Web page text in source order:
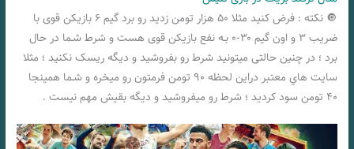
🔘 نکته : فرض کنید مثلا ۵۰ هزار تومن زدید رو برد گیم ۶ بازیکن قوی با
ضریب ۳ و اون گیم ۳۰-۰ بـه نفع بازیکن قوی هست و شرط شـما در حال
برد ؛ در چنین حالتی میتونید شرط رو بفروشید و دیگه ریسک نکنید ؛ مثلا
سایت هاي‌ معتبر دراین لحظه ۹۰ تومن فرمتون رو میخره و شـما همینجا
۴۰ تومن سود کردید ؛ شرط رو میفروشید و دیگه بقیش مهم نیست .